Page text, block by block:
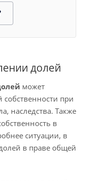
долей
может
собственности при
наследства. Также
в
ситуации, в
в праве общей